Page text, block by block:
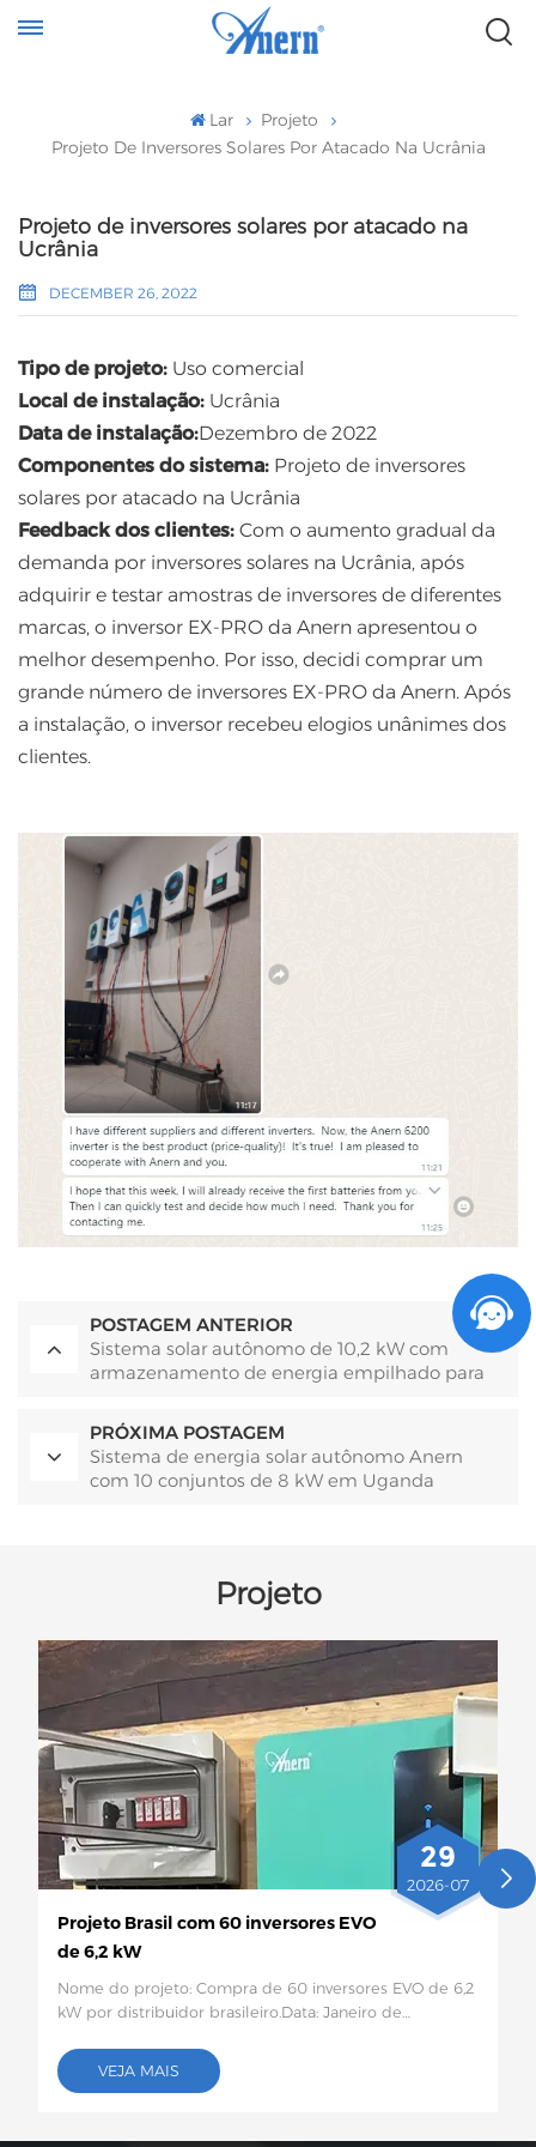
Lar
Projeto
Projeto De Inversores Solares Por Atacado Na Ucrânia
Projeto de inversores solares por atacado na
Ucrânia
DECEMBER 26, 2022
Tipo de projeto: Uso comercial
Local de instalação: Ucrânia
Data de instalação:Dezembro de 2022
Componentes do sistema: Projeto de inversores
solares por atacado na Ucrânia
Feedback dos clientes: Com o aumento gradual da
demanda por inversores solares na Ucrânia, após
adquirir e testar amostras de inversores de diferentes
marcas, o inversor EX-PRO da Anern apresentou o
melhor desempenho. Por isso, decidi comprar um
grande número de inversores EX-PRO da Anern. Após
a instalação, o inversor recebeu elogios unânimes dos
clientes.
POSTAGEM ANTERIOR
Sistema solar autônomo de 10,2 kW com
armazenamento de energia empilhado para
PRÓXIMA POSTAGEM
Sistema de energia solar autônomo Anern
com 10 conjuntos de 8 kW em Uganda
Projeto
29
2026-07
Projeto Brasil com 60 inversores EVO
de 6,2 kW
Nome do projeto: Compra de 60 inversores EVO de 6,2
kW por distribuidor brasileiro.Data: Janeiro de
específica: 60 inversores solares EVO de 6,2
kWDescrição do projeto:Este lote de 60 inversores
VEJA MAIS